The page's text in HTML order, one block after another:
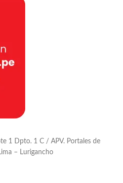
1 Dpto. 1 C / APV. Portales de
– Lurigancho